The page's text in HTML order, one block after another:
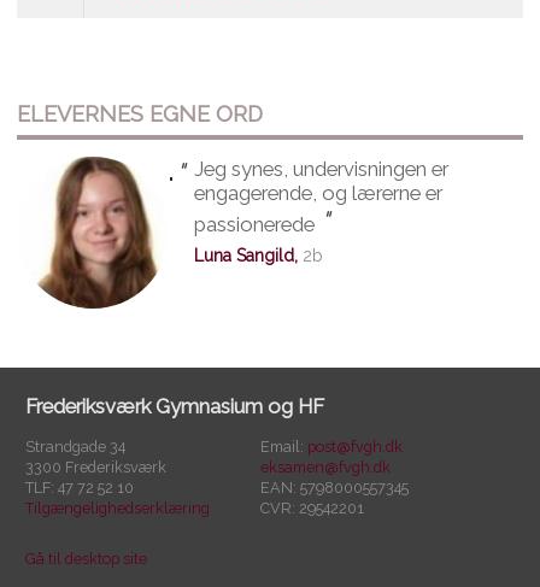
ELEVERNES EGNE ORD
" " Jeg synes, undervisningen er
engagerende, og lærerne er
passionerede "
Luna Sangild, 2b
Frederiksværk Gymnasium og HF
Strandgade 34
3300 Frederiksværk
TLF: 47 72 52 10
Tilgængelighedserklæring
Email: post@fvgh.dk
eksamen@fvgh.dk
EAN: 5798000557345
CVR: 29542201
Gå til desktop site